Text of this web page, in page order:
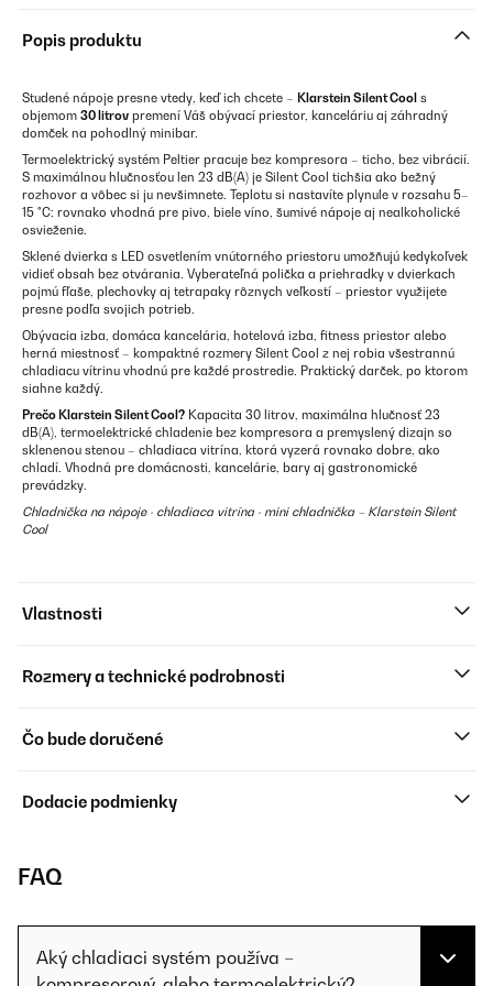
Popis produktu
Studené nápoje presne vtedy, keď ich chcete – Klarstein Silent Cool s
objemom 30 litrov premení Váš obývací priestor, kanceláriu aj záhradný
domček na pohodlný minibar.
Termoelektrický systém Peltier pracuje bez kompresora – ticho, bez vibrácií.
S maximálnou hlučnosťou len 23 dB(A) je Silent Cool tichšia ako bežný
rozhovor a vôbec si ju nevšimnete. Teplotu si nastavíte plynule v rozsahu 5–
15 °C: rovnako vhodná pre pivo, biele víno, šumivé nápoje aj nealkoholické
osvieženie.
Sklené dvierka s LED osvetlením vnútorného priestoru umožňujú kedykoľvek
vidieť obsah bez otvárania. Vyberateľná polička a priehradky v dvierkach
pojmú fľaše, plechovky aj tetrapaky rôznych veľkostí – priestor využijete
presne podľa svojich potrieb.
Obývacia izba, domáca kancelária, hotelová izba, fitness priestor alebo
herná miestnosť – kompaktné rozmery Silent Cool z nej robia všestrannú
chladiacu vítrinu vhodnú pre každé prostredie. Praktický darček, po ktorom
siahne každý.
Prečo Klarstein Silent Cool? Kapacita 30 litrov, maximálna hlučnosť 23
dB(A), termoelektrické chladenie bez kompresora a premyslený dizajn so
sklenenou stenou – chladiaca vitrína, ktorá vyzerá rovnako dobre, ako
chladí. Vhodná pre domácnosti, kancelárie, bary aj gastronomické
prevádzky.
Chladnička na nápoje · chladiaca vitrína · mini chladnička – Klarstein Silent
Cool
Vlastnosti
Rozmery a technické podrobnosti
Čo bude doručené
Dodacie podmienky
FAQ
Aký chladiaci systém používa –